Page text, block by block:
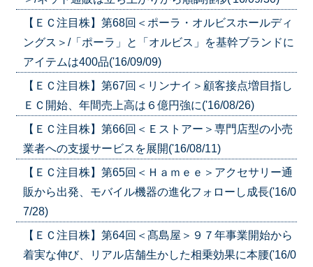
【ＥＣ注目株】第68回＜ポーラ・オルビスホールディ
ングス＞/「ポーラ」と「オルビス」を基幹ブランドに
アイテムは400品('16/09/09)
【ＥＣ注目株】第67回＜リンナイ＞顧客接点増目指し
ＥＣ開始、年間売上高は６億円強に('16/08/26)
【ＥＣ注目株】第66回＜Ｅストアー＞専門店型の小売
業者への支援サービスを展開('16/08/11)
【ＥＣ注目株】第65回＜Ｈａｍｅｅ＞アクセサリー通
販から出発、モバイル機器の進化フォローし成長('16/0
7/28)
【ＥＣ注目株】第64回＜髙島屋＞９７年事業開始から
着実な伸び、リアル店舗生かした相乗効果に本腰('16/0